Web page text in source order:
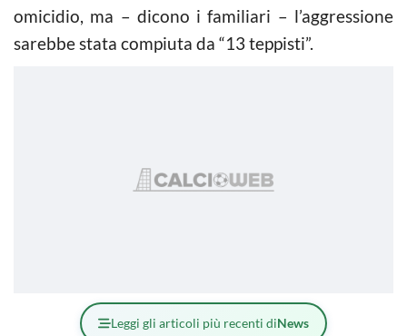
omicidio, ma – dicono i familiari – l’aggressione
sarebbe stata compiuta da “13 teppisti”.
Leggi gli articoli più recenti diNews